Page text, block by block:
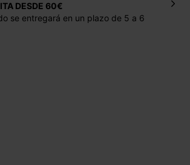
DESDE 60€
se entregará en un plazo de 5 a 6